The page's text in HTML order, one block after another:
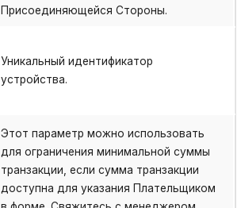
Присоединяющейся Стороны.
Уникальный идентификатор
устройства.
Этот параметр можно использовать
для ограничения минимальной суммы
транзакции, если сумма транзакции
доступна для указания Плательщиком